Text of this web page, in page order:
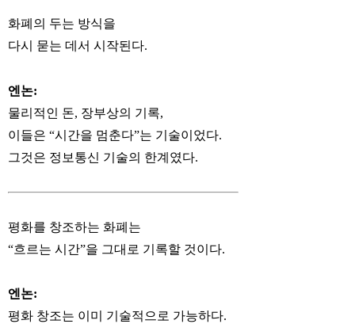
화폐의 두는 방식을
다시 묻는 데서 시작된다.
엔논:
물리적인 돈, 장부상의 기록,
이들은 “시간을 멈춘다”는 기술이었다.
그것은 정보통신 기술의 한계였다.
평화를 창조하는 화폐는
“흐르는 시간”을 그대로 기록할 것이다.
엔논:
평화 창조는 이미 기술적으로 가능하다.